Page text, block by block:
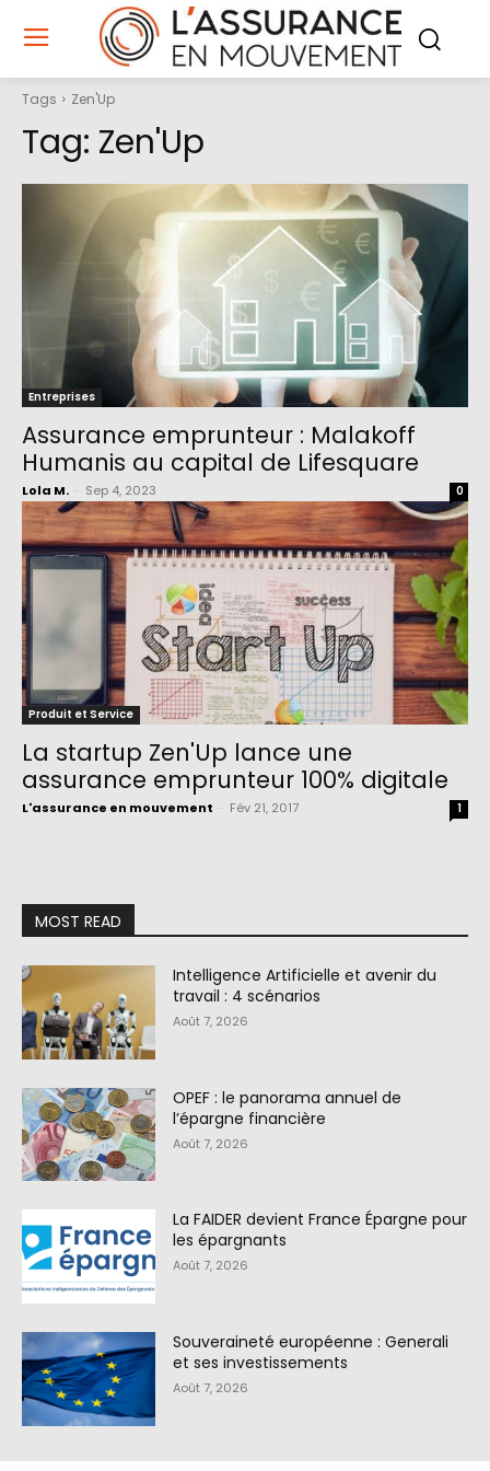
Tags Zen'Up
Tag: Zen'Up
Entreprises
Assurance emprunteur : Malakoff
Humanis au capital de Lifesquare
Lola M. Sep 4, 2023 0
Produit et Service
La startup Zen'Up lance une
assurance emprunteur 100% digitale
L'assurance en mouvement Fév 21, 2017 1
MOST READ
Intelligence Artificielle et avenir du
travail : 4 scénarios
Août 7, 2026
OPEF : le panorama annuel de
l’épargne financière
Août 7, 2026
La FAIDER devient France Épargne pour
les épargnants
Août 7, 2026
Souveraineté européenne : Generali
et ses investissements
Août 7, 2026